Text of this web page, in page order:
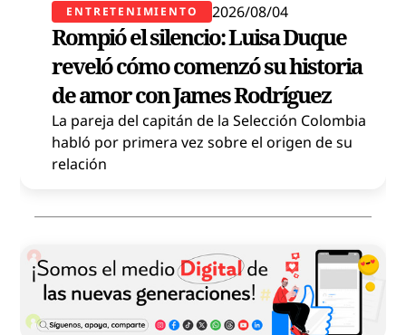
ENTRETENIMIENTO 2026/08/04
Rompió el silencio: Luisa Duque
reveló cómo comenzó su historia
de amor con James Rodríguez
La pareja del capitán de la Selección Colombia
habló por primera vez sobre el origen de su
relación